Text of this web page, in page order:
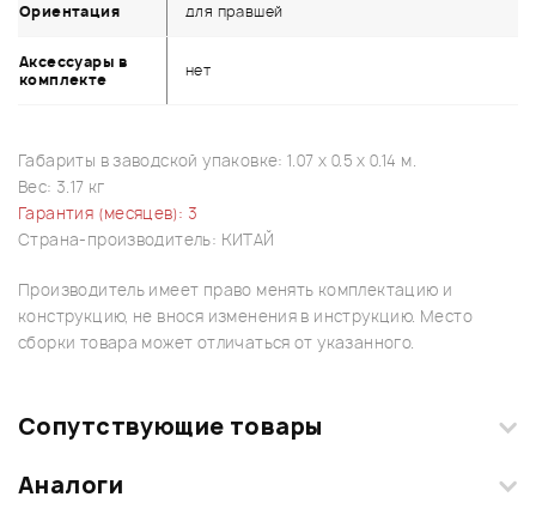
Ориентация для правшей
Аксессуары в
комплекте
нет
Габариты в заводской упаковке: 1.07 x 0.5 x 0.14 м.
Вес: 3.17 кг
Гарантия (месяцев): 3
Страна-производитель: КИТАЙ
Производитель имеет право менять комплектацию и
конструкцию, не внося изменения в инструкцию. Место
сборки товара может отличаться от указанного.
Сопутствующие товары
Аналоги